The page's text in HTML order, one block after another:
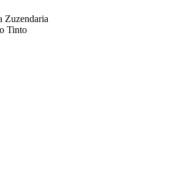
Zuzendaria
Tinto